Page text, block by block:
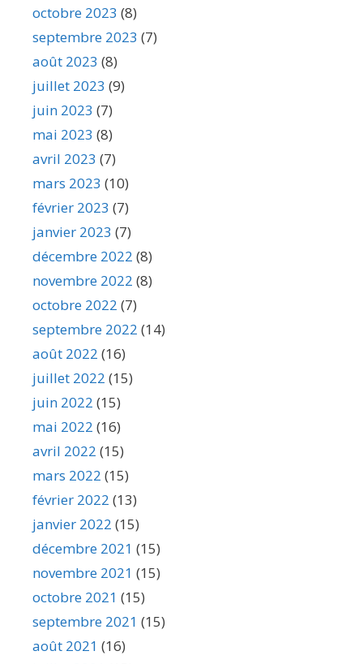
octobre 2023 (8)
septembre 2023 (7)
août 2023 (8)
juillet 2023 (9)
juin 2023 (7)
mai 2023 (8)
avril 2023 (7)
mars 2023 (10)
février 2023 (7)
janvier 2023 (7)
décembre 2022 (8)
novembre 2022 (8)
octobre 2022 (7)
septembre 2022 (14)
août 2022 (16)
juillet 2022 (15)
juin 2022 (15)
mai 2022 (16)
avril 2022 (15)
mars 2022 (15)
février 2022 (13)
janvier 2022 (15)
décembre 2021 (15)
novembre 2021 (15)
octobre 2021 (15)
septembre 2021 (15)
août 2021 (16)